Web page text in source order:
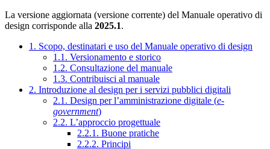
La versione aggiornata (versione corrente) del Manuale operativo di
design corrisponde alla 2025.1.
1. Scopo, destinatari e uso del Manuale operativo di design
1.1. Versionamento e storico
1.2. Consultazione del manuale
1.3. Contribuisci al manuale
2. Introduzione al design per i servizi pubblici digitali
2.1. Design per l’amministrazione digitale (e-
government)
2.2. L’approccio progettuale
2.2.1. Buone pratiche
2.2.2. Principi